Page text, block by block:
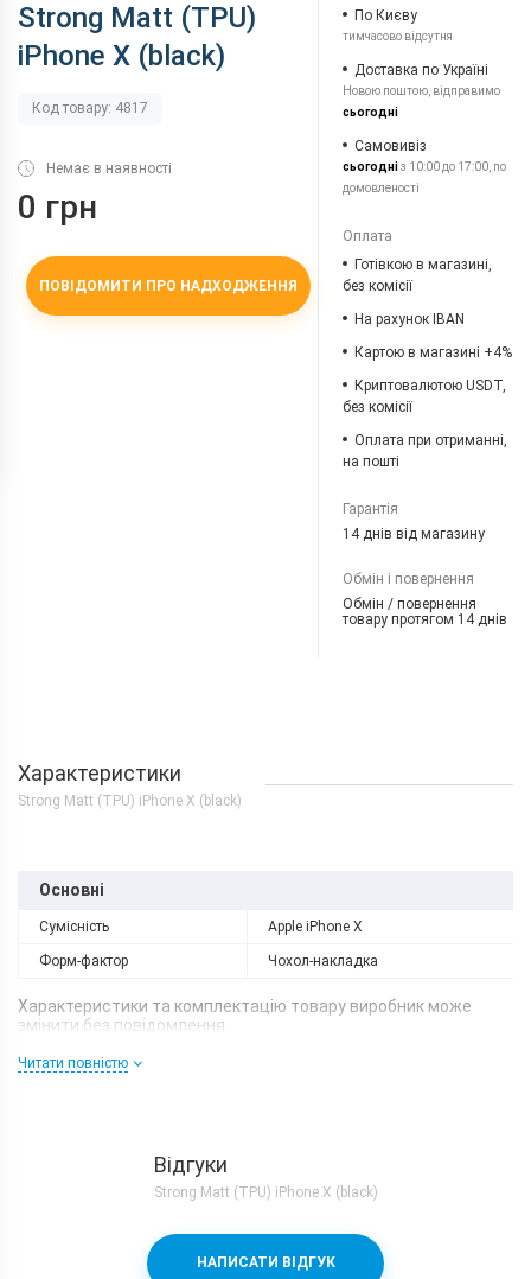
Strong Matt (TPU)
iPhone X (black)
Код товару: 4817
Немає в наявності
0 грн
ПОВІДОМИТИ ПРО НАДХОДЖЕННЯ
По Києву
тимчасово відсутня
Доставка по Україні
Новою поштою, відправимо
сьогодні
Самовивіз
сьогодніз 10:00 до 17:00, по
домовленості
Оплата
Готівкою в магазині,
без комісії
На рахунок IBAN
Картою в магазині +4%
Криптовалютою USDT,
без комісії
Оплата при отриманні,
на пошті
Гарантія
14 днів від магазину
Обмін і повернення
Обмін / повернення
товару протягом 14 днів
Характеристики
Strong Matt (TPU) iPhone X (black)
Основні
Сумісність Apple iPhone X
Форм-фактор Чохол-накладка
Характеристики та комплектацію товару виробник може
змінити без повідомлення.
Читати повністю
Відгуки
Strong Matt (TPU) iPhone X (black)
НАПИСАТИ ВІДГУК